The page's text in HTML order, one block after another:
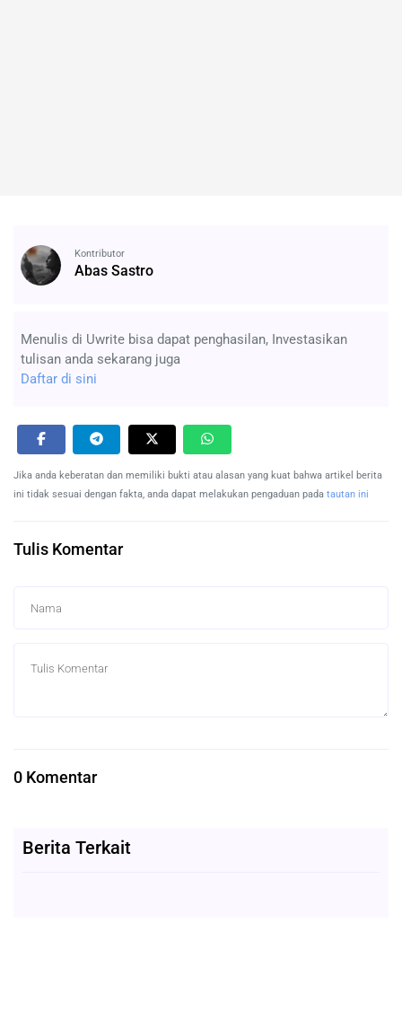
Kontributor
Abas Sastro
Menulis di Uwrite bisa dapat penghasilan, Investasikan
tulisan anda sekarang juga
Daftar di sini
Jika anda keberatan dan memiliki bukti atau alasan yang kuat bahwa artikel berita
ini tidak sesuai dengan fakta, anda dapat melakukan pengaduan pada tautan ini
Tulis Komentar
0 Komentar
Berita Terkait